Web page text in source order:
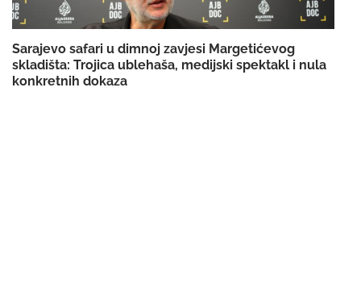
Sarajevo safari u dimnoj zavjesi Margetićevog
skladišta: Trojica ublehaša, medijski spektakl i nula
konkretnih dokaza